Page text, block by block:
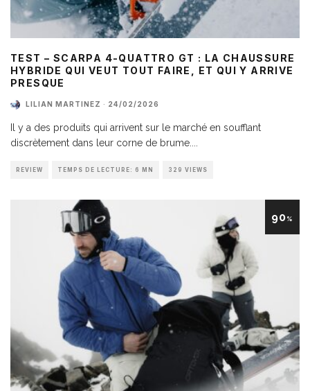
TEST – SCARPA 4-QUATTRO GT : LA CHAUSSURE
HYBRIDE QUI VEUT TOUT FAIRE, ET QUI Y ARRIVE
PRESQUE
LILIAN MARTINEZ · 24/02/2026
Il y a des produits qui arrivent sur le marché en soufflant
discrètement dans leur corne de brume.
REVIEW TEMPS DE LECTURE: 6 MN 329 VIEWS
90%